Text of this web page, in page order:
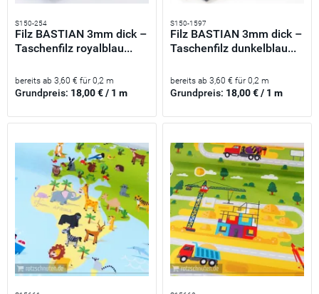
S150-254
Filz BASTIAN 3mm dick –
Taschenfilz royalblau...
bereits ab 3,60 € für 0,2 m
Grundpreis: 18,00 € / 1 m
S150-1597
Filz BASTIAN 3mm dick –
Taschenfilz dunkelblau...
bereits ab 3,60 € für 0,2 m
Grundpreis: 18,00 € / 1 m